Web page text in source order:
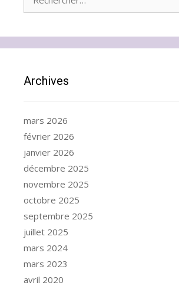
Archives
mars 2026
février 2026
janvier 2026
décembre 2025
novembre 2025
octobre 2025
septembre 2025
juillet 2025
mars 2024
mars 2023
avril 2020